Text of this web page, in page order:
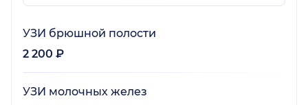
УЗИ брюшной полости
2 200 ₽
УЗИ молочных желез